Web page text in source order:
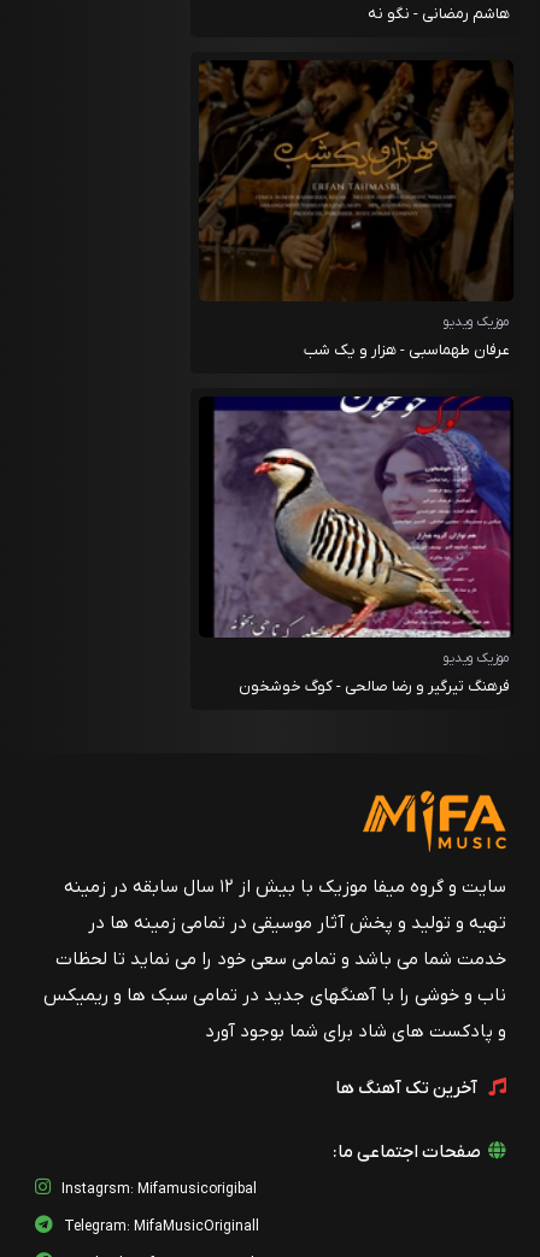
هاشم رمضانی - نگو نه
موزیک ویدیو
عرفان طهماسبی - هزار و یک شب
موزیک ویدیو
فرهنگ تیرگیر و رضا صالحی - کوگ خوشخون
سایت و گروه میفا موزیک با بیش از ۱۲ سال سابقه در زمینه
تهیه و تولید و پخش آثار موسیقی در تمامی زمینه ها در
خدمت شما می باشد و تمامی سعی خود را می نماید تا لحظات
ناب و خوشی را با آهنگهای جدید در تمامی سبک ها و ریمیکس
و پادکست های شاد برای شما بوجود آورد
آخرین تک آهنگ ها
صفحات اجتماعی ما:
Instagrsm: Mifamusicorigibal
Telegram: MifaMusicOriginall